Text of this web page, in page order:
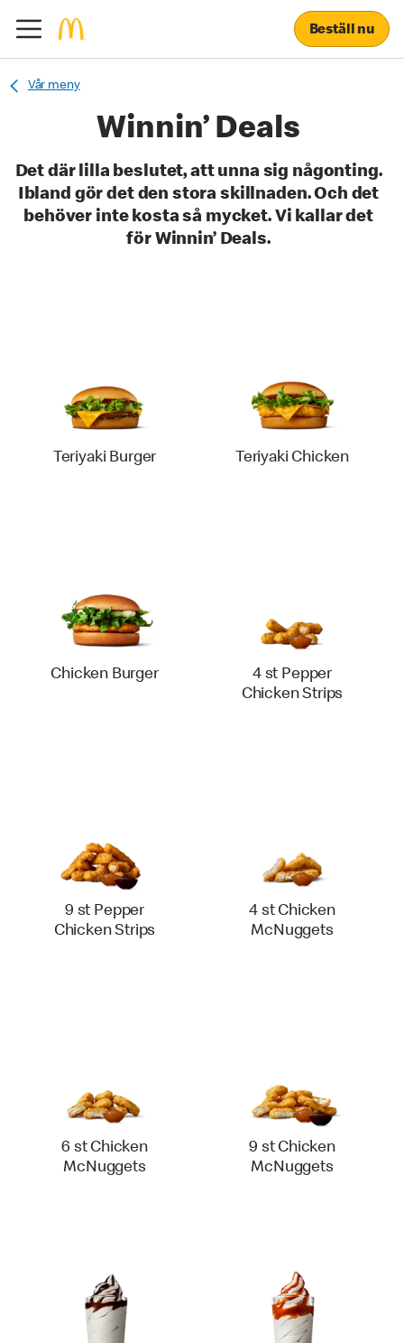
Beställ nu
Vår meny
Winnin’ Deals
Det där lilla beslutet, att unna sig någonting.
Ibland gör det den stora skillnaden. Och det
behöver inte kosta så mycket. Vi kallar det
för Winnin’ Deals.
Teriyaki Burger Teriyaki Chicken
Chicken Burger
4 st Pepper
Chicken Strips
9 st Pepper
Chicken Strips
4 st Chicken
McNuggets
6 st Chicken
McNuggets
9 st Chicken
McNuggets